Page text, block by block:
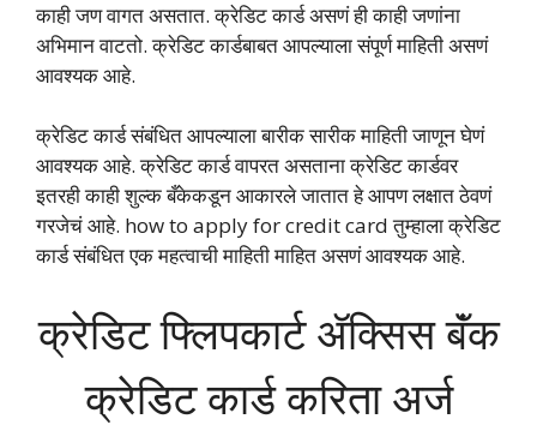
काही जण वागत असतात. क्रेडिट कार्ड असणं ही काही जणांना
अभिमान वाटतो. क्रेडिट कार्डबाबत आपल्याला संपूर्ण माहिती असणं
आवश्यक आहे.
क्रेडिट कार्ड संबंधित आपल्याला बारीक सारीक माहिती जाणून घेणं
आवश्यक आहे. क्रेडिट कार्ड वापरत असताना क्रेडिट कार्डवर
इतरही काही शुल्क बँकेकडून आकारले जातात हे आपण लक्षात ठेवणं
गरजेचं आहे. how to apply for credit card तुम्हाला क्रेडिट
कार्ड संबंधित एक महत्वाची माहिती माहित असणं आवश्यक आहे.
क्रेडिट फ्लिपकार्ट ॲक्सिस बॅंक
क्रेडिट कार्ड करिता अर्ज